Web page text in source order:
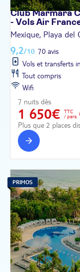
Club Marmara
- Vols Air
Mexique, Playa del
9,2/10 70 avis
Vols et transferts
Tout compris
Wifi
7 nuits dès
1 650€
TTC
/ pers.
Plus que 2 places
PRIMOS